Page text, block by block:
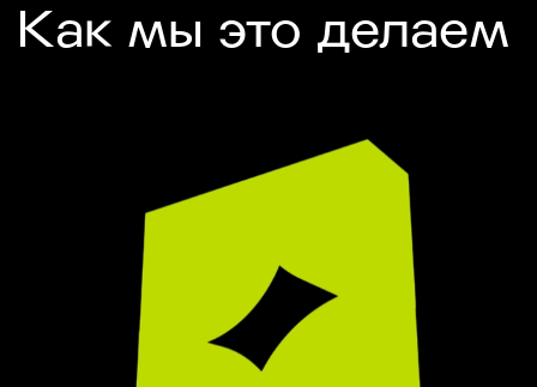
для бизнеса
Корпоративное
обучение
Учим команды решать задачи любой
сложности с помощью инструментов
креативного и стратегического
мышления. Мы не работаем
по готовым шаблонам, для каждой